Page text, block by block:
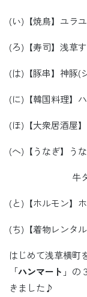
(い)【焼鳥】ユラ
(ろ)【寿司】浅草
(は)【豚串】神豚(
(に)【韓国料理】
(ほ)【大衆居酒屋
(へ)【うなぎ】う
牛タン・
(と)【ホルモン】
(ち)【着物レンタ
はじめて浅草横町
「ハンマート 」の
きました♪